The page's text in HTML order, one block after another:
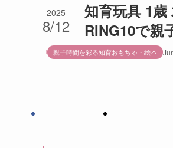
知育玩具 1
RING10で親
2025
8/12
親子時間を彩る知育おもちゃ・絵本